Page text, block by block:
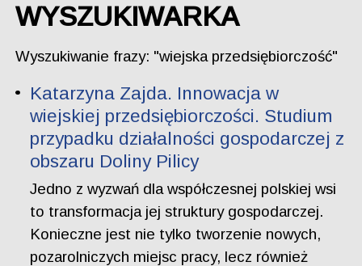
WYSZUKIWARKA
Wyszukiwanie frazy: "wiejska przedsiębiorczość"
Katarzyna Zajda. Innowacja w
wiejskiej przedsiębiorczości. Studium
przypadku działalności gospodarczej z
obszaru Doliny Pilicy
Jedno z wyzwań dla współczesnej polskiej wsi
to transformacja jej struktury gospodarczej.
Konieczne jest nie tylko tworzenie nowych,
pozarolniczych miejsc pracy, lecz również